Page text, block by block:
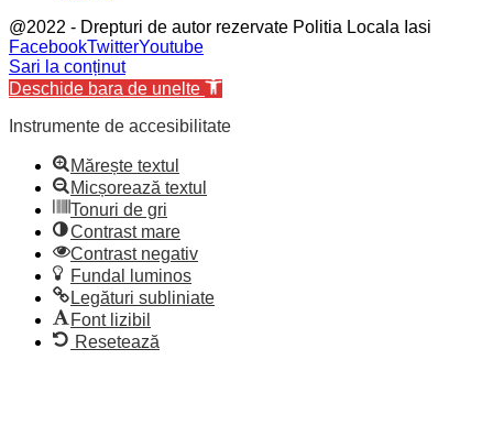
@2022 - Drepturi de autor rezervate Politia Locala Iasi
FacebookTwitterYoutube
Sari la conținut
Deschide bara de unelte
Instrumente de accesibilitate
Mărește textul
Micșorează textul
Tonuri de gri
Contrast mare
Contrast negativ
Fundal luminos
Legături subliniate
Font lizibil
Resetează